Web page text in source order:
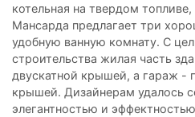
котельная на твердом
Мансарда предлагает три
удобную ванную комнату. С
строительства жилая часть
двускатной крышей, а гараж -
крышей. Дизайнерам удалось
элегантностью и